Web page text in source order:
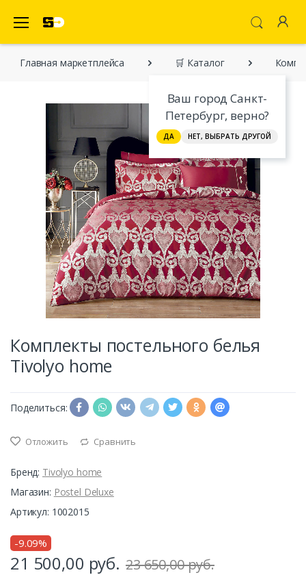
Ваш город Санкт-
Петербург, верно?
ДА НЕТ, ВЫБРАТЬ ДРУГОЙ
Главная марĸетплейса 🛒 Каталог
Комплекты постельного белья
Tivolyo home
Поделиться:
Отложить Сравнить
Бренд: Tivolyo home
Магазин: Postel Deluxe
Артикул: 1002015
-9.09%
21 500,00 руб. 23 650,00 руб.